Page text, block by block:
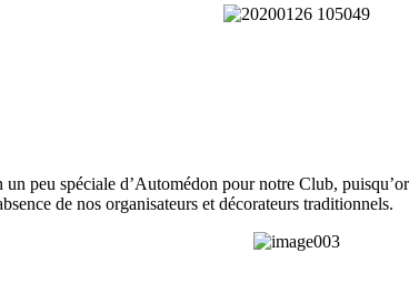
peu spéciale d’Automédon pour notre Club,
de nos organisateurs et décorateurs traditionnels.